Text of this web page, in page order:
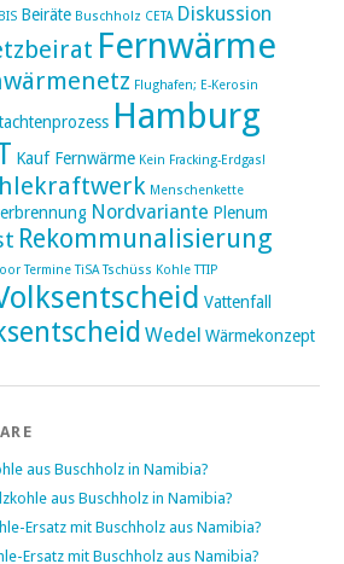
Beiräte Buschholz CETA Diskussion
Fernwärme
Flughafen; E-Kerosin
Hamburg
Kauf Fernwärme Kein Fracking-Erdgas!
Menschenkette
Nordvariante Plenum
Rekommunalisierung
Termine TiSA Tschüss Kohle TTIP
Vattenfall
Wedel Wärmekonzept
aus Buschholz in Namibia?
aus Buschholz in Namibia?
Ersatz mit Buschholz aus Namibia?
Ersatz mit Buschholz aus Namibia?